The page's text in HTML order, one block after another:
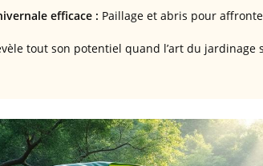
efficace : Paillage et abris pour
tout son potentiel quand l’art du jardinage